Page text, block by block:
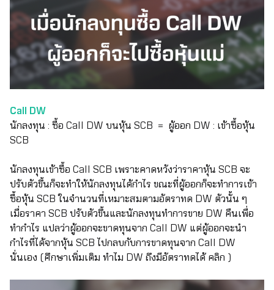
Call DW
นักลงทุน : ซื้อ Call DW บนหุ้น SCB = ผู้ออก DW : เข้าซื้อหุ้น
SCB
นักลงทุนเข้าซื้อ Call SCB เพราะคาดหวังว่าราคาหุ้น SCB จะ
ปรับตัวขึ้นก็จะทำให้นักลงทุนได้กำไร ขณะที่ผู้ออกก็จะทำการเข้า
ซื้อหุ้น SCB ในจำนวนที่เหมาะสมตามอัตราทด DW ตัวนั้น ๆ
เมื่อราคา SCB ปรับตัวขึ้นและนักลงทุนทำการขาย DW คืนเพื่อ
ทำกำไร แปลว่าผู้ออกจะขาดทุนจาก Call DW แต่ผู้ออกจะนำ
กำไรที่ได้จากหุ้น SCB ไปกลบกับการขาดทุนจาก Call DW
นั่นเอง (ศึกษาเพิ่มเติม ทำไม DW ถึงมีอัตราทดได้คลิก )